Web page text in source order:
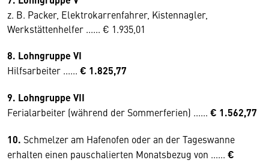
z. B. Packer, Elektrokarrenfahrer, Kistennagler,
Werkstättenhelfer ...... € 1.935,01
8. Lohngruppe VI
Hilfsarbeiter ...... € 1.825,77
9. Lohngruppe VII
Ferialarbeiter (während der Sommerferien) ...... € 1.562,77
10. Schmelzer am Hafenofen oder an der Tageswanne
erhalten einen pauschalierten Monatsbezug von ...... €